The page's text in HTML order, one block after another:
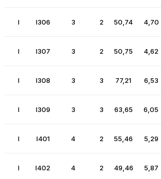
I I306 3 2 50,74 4,70
I I307 3 2 50,75 4,62
I I308 3 3 77,21 6,53
I I309 3 3 63,65 6,05
I I401 4 2 55,46 5,29
I I402 4 2 49,46 5,87